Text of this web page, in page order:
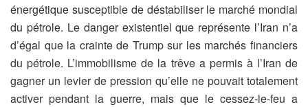
énergétique susceptible de déstabiliser le marché mondial
du pétrole. Le danger existentiel que représente l’Iran n’a
d’égal que la crainte de Trump sur les marchés financiers
du pétrole. L’immobilisme de la trêve a permis à l’Iran de
gagner un levier de pression qu’elle ne pouvait totalement
activer pendant la guerre, mais que le cessez-le-feu a